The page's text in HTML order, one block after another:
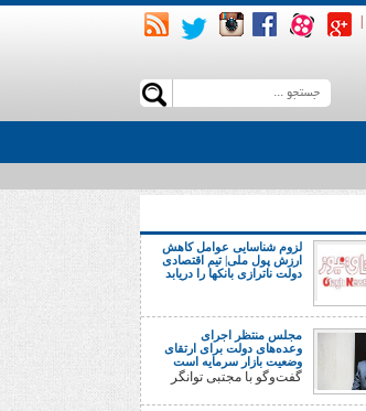
لزوم شناسایی عوامل کاهش
ارزش پول ملی| تیم اقتصادی
دولت ناترازی بانکها را دریابد
مجلس منتظر اجرای
وعده‌های دولت برای ارتقای
وضعیت بازار سرمایه است
گفت‌وگو با مجتبی توانگر